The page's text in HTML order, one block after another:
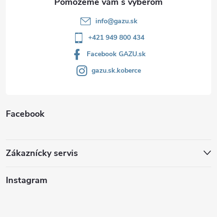
info@gazu.sk
+421 949 800 434
Facebook GAZU.sk
gazu.sk.koberce
Facebook
Zákaznícky servis
Instagram